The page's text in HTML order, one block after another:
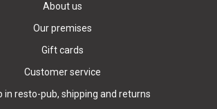
About us
Our premises
Gift cards
Customer service
in resto-pub, shipping and returns